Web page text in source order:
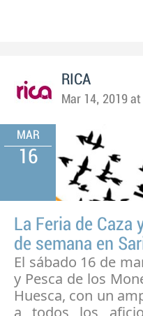
RICA
Mar 14, 2019
MAR
16
La Feria de
de semana en
El sábado 16 de
y Pesca de los
Huesca, con un